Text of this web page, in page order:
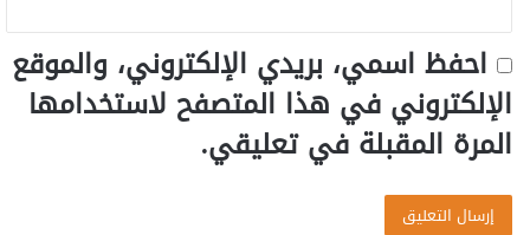
احفظ اسمي، بريدي الإلكتروني، والموقع
الإلكتروني في هذا المتصفح لاستخدامها
المرة المقبلة في تعليقي.